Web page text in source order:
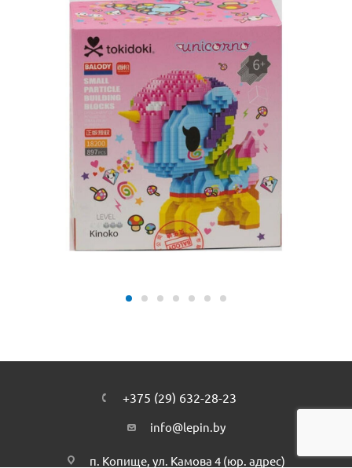
+375 (29) 632-28-23
info@lepin.by
п. Копище, ул. Камова 4 (юр. адрес)